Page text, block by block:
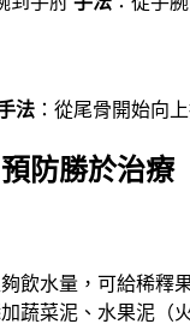
法 ：從尾骨開始向
防勝於治療
夠飲水量，可給稀釋
加蔬菜泥、水果泥（